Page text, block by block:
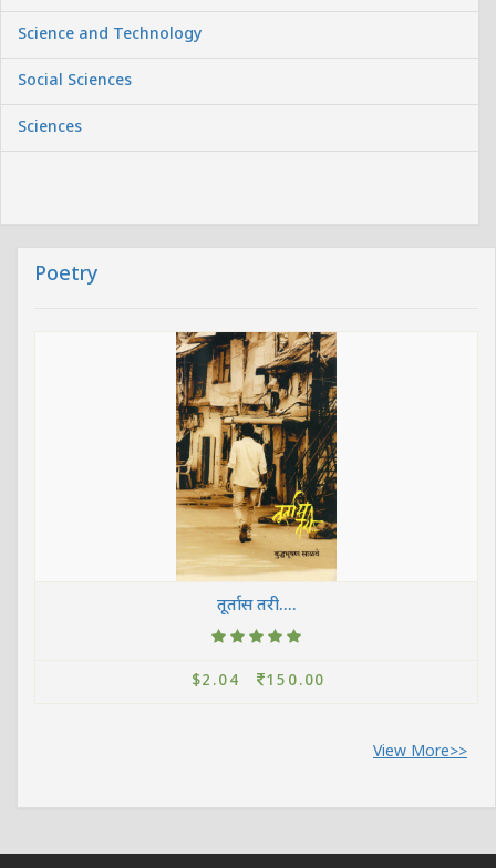
Science and Technology
Social Sciences
Sciences
Poetry
तूर्तास तरी....
$2.04 150.00
View More>>